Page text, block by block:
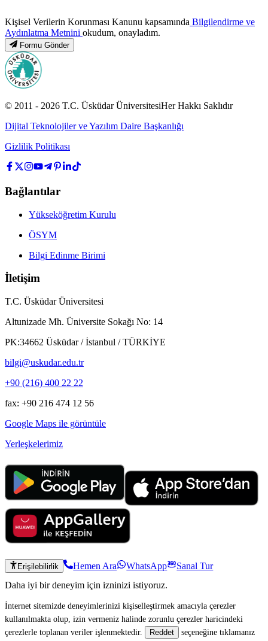
Kişisel Verilerin Korunması Kanunu kapsamında Bilgilendirme ve
Aydınlatma Metnini okudum, onayladım.
Formu Gönder
© 2011 - 2026 T.C. Üsküdar ÜniversitesiHer Hakkı Saklıdır
Dijital Teknolojiler ve Yazılım Daire Başkanlığı
Gizlilik Politikası
Bağlantılar
Yükseköğretim Kurulu
ÖSYM
Bilgi Edinme Birimi
İletişim
T.C. Üsküdar Üniversitesi
Altunizade Mh. Üniversite Sokağı No: 14
PK:34662 Üsküdar / İstanbul / TÜRKİYE
bilgi@uskudar.edu.tr
+90 (216) 400 22 22
fax: +90 216 474 12 56
Google Maps ile görüntüle
Yerleşkelerimiz
Erişilebilirlik Hemen Ara WhatsApp
Sanal Tur
Daha iyi bir deneyim için izninizi istiyoruz.
İnternet sitemizde deneyimlerinizi kişiselleştirmek amacıyla çerezler
kullanılmakta olup, izin vermeniz halinde zorunlu çerezler haricindeki
çerezlerle toplanan veriler işlenmektedir.
Reddet
seçeneğine tıklamanız